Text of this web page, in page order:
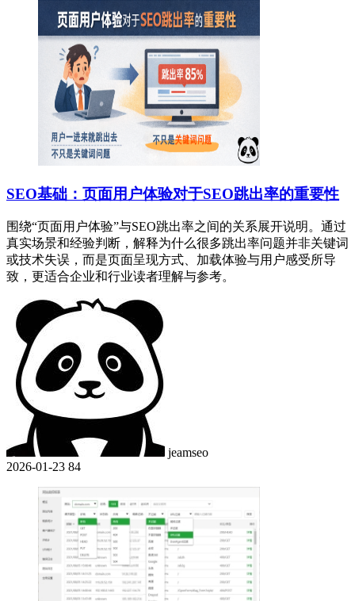
SEO基础：页面用户体验对于SEO跳出率的重要性
围绕“页面用户体验”与SEO跳出率之间的关系展开说明。通过
真实场景和经验判断，解释为什么很多跳出率问题并非关键词
或技术失误，而是页面呈现方式、加载体验与用户感受所导
致，更适合企业和行业读者理解与参考。
jeamseo
2026-01-23 84